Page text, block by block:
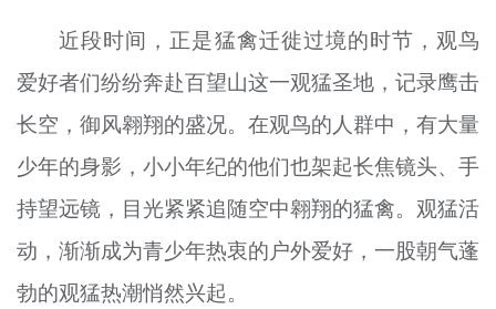
未成年人思想道德建设
榜样人物
+
身边好人
文明评论
北京宣传文化引导基金
近段时间，正是猛禽迁徙过境的时节，观鸟
爱好者们纷纷奔赴百望山这一观猛圣地，记录鹰击
长空，御风翱翔的盛况。在观鸟的人群中，有大量
少年的身影，小小年纪的他们也架起长焦镜头、手
持望远镜，目光紧紧追随空中翱翔的猛禽。观猛活
动，渐渐成为青少年热衷的户外爱好，一股朝气蓬
勃的观猛热潮悄然兴起。